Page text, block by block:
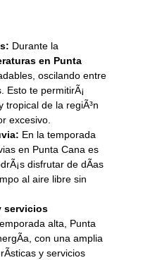
Durante la
en Punta
oscilando entre
Esto te permitirÃ¡
tropical de la regiÃ³n
excesivo.
En la temporada
en Punta Cana es
disfrutar de dÃ­as
al aire libre sin
servicios
alta, Punta
con una amplia
y servicios